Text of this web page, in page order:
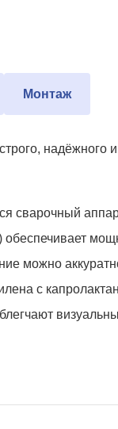
Монтаж
надёжного и
можно
с